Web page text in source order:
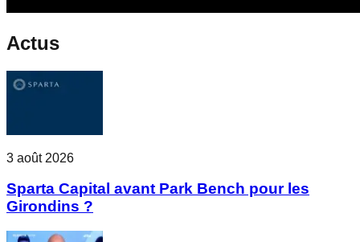
Actus
3 août 2026
Sparta Capital avant Park Bench pour les
Girondins ?